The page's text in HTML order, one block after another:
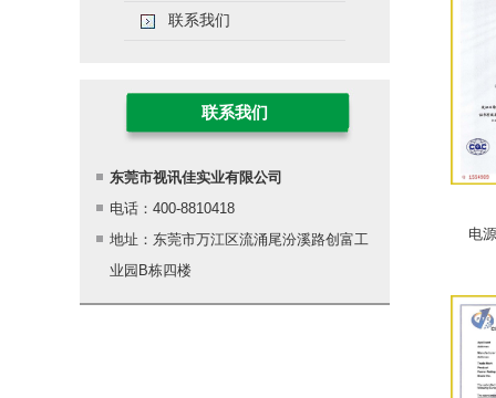
电
联系我们
联系我们
东莞市视讯佳实业有限公司
电话：400-8810418
地址：东莞市万江区流涌尾汾溪路创富工
业园B栋四楼